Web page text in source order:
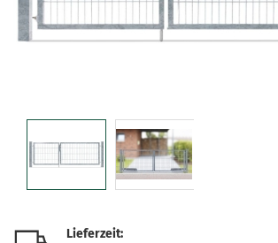
Lieferzeit: